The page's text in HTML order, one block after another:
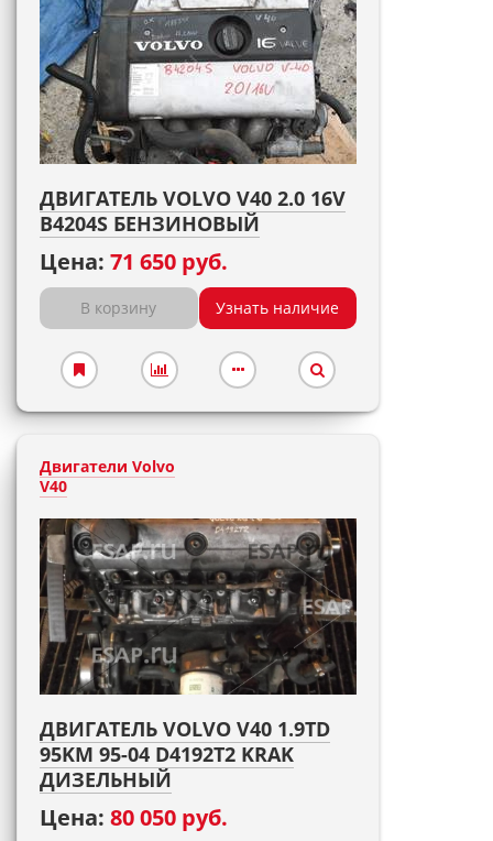
ДВИГАТЕЛЬ VOLVO V40 2.0 16V
B4204S БЕНЗИНОВЫЙ
Цена: 71 650 руб.
В корзину Узнать наличие
Двигатели Volvo
V40
ДВИГАТЕЛЬ VOLVO V40 1.9TD
95KM 95-04 D4192T2 KRAK
ДИЗЕЛЬНЫЙ
Цена: 80 050 руб.